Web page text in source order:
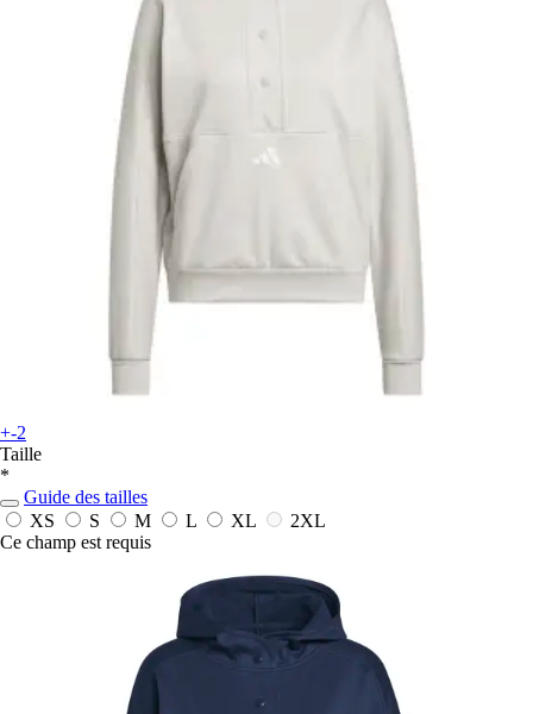
+-2
Taille
*
Guide des tailles
XS
S M L XL
2XL
Ce champ est requis